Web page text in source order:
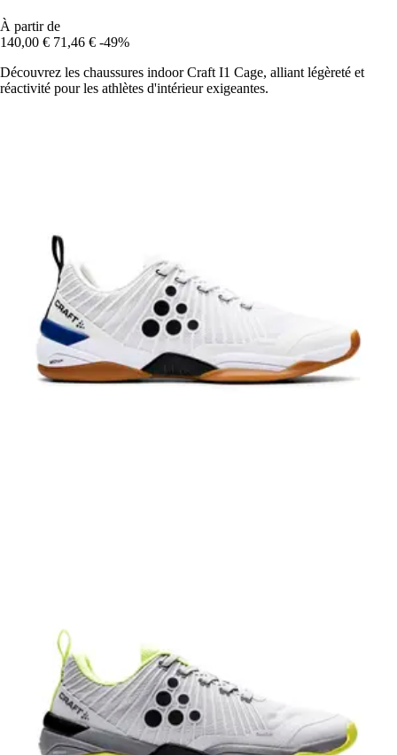
À partir de
140,00 € 71,46 € -49%
Découvrez les chaussures indoor Craft I1 Cage, alliant légèreté et
réactivité pour les athlètes d'intérieur exigeantes.